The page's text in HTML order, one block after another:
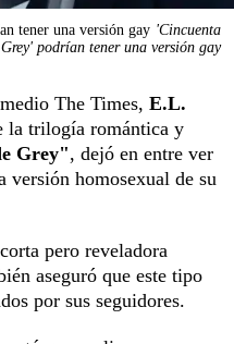
tener una versión gay 'Cincuenta
podrían tener una versión gay
The Times, E.L.
la trilogía romántica y
Grey", dejó en entre ver
versión homosexual de su
pero reveladora
aseguró que este tipo
por sus seguidores.